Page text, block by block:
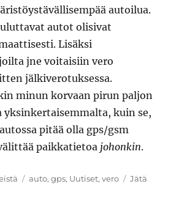
autoilua.
autot olisivat
Lisäksi
jne voitaisiin vero
jälkiverotuksessa.
minun korvaan pirun paljon
yksinkertaisemmalta, kuin se,
pitää olla gps/gsm
paikkatietoa johonkin.
Avainsanat
auto,gps, Uutiset,vero
Jätä